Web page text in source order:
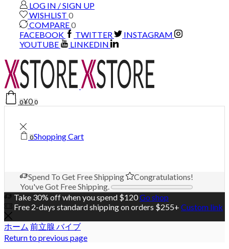
LOG IN / SIGN UP
WISHLIST 0
COMPARE0
FACEBOOK
TWITTER
INSTAGRAM
YOUTUBE
LINKEDIN
0¥0 0
0Shopping Cart
Spend To Get Free Shipping
Congratulations!
You've Got Free Shipping.
Take 30% off when you spend $120Go shop
Free 2-days standard shipping on orders $255+ Custom link
ホーム 前立腺 バイブ
Return to previous page